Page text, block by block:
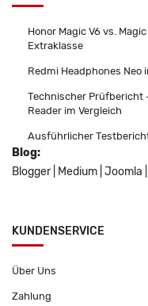
Honor Magic V6 vs.
Extraklasse
Redmi Headphones Neo
Technischer Prüfbericht
Reader im Vergleich
Ausführlicher
Blog:
Blogger
Medium Joomla
KUNDENSERVICE
Über Uns
Zahlung